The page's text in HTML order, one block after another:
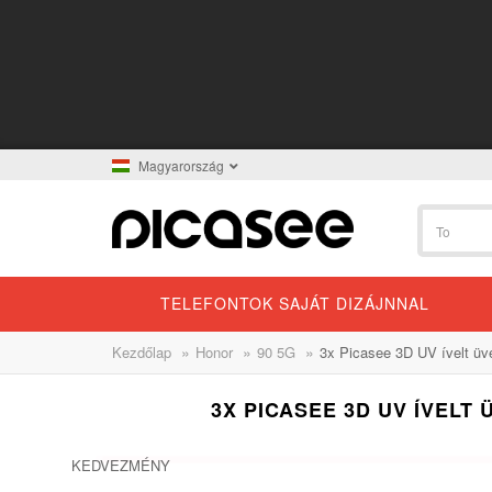
Magyarország
TELEFONTOK SAJÁT DIZÁJNNAL
Kezdőlap » Honor » 90 5G » 3x Picasee 3D UV ívelt
3X PICASEE 3D UV ÍVELT
KEDVEZMÉNY